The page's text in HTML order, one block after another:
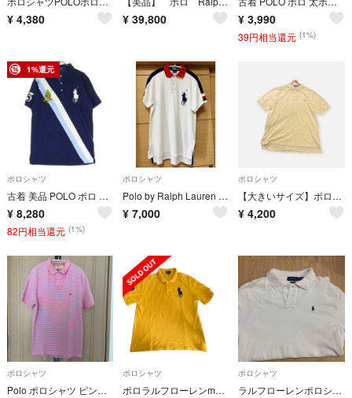
¥ 4,380 ¥ 39,800 ¥ 3,990
39円相当還元 (1%)
1%還元
ポロシャツ
古着 美品 POLO ポロ ビッグポニー ワッペン 半袖 ポロシャツ M ネイビー ラルフローレン CUSTOM FIT メンズ
¥ 8,280
82円相当還元 (1%)
ポロシャツ
Polo by Ralph Lauren 半袖ポロシャツ ホワイト 赤青ライン
¥ 7,000
ポロシャツ
【大きいサイズ】ポロバイラルフローレン 半袖ポロシャツ 黄 2XL
¥ 4,200
ポロシャツ
Polo ポロシャツ ピンク アメリカ製 国旗
ポロシャツ
ポロラルフローレンmen'sポロシャツ
ポロシャツ
ラルフローレンポロシャツ